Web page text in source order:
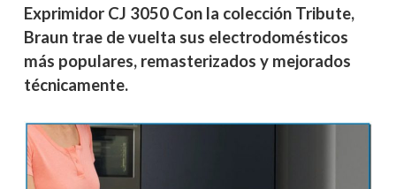
Exprimidor CJ 3050 Con la colección Tribute,
Braun trae de vuelta sus electrodomésticos
más populares, remasterizados y mejorados
técnicamente.